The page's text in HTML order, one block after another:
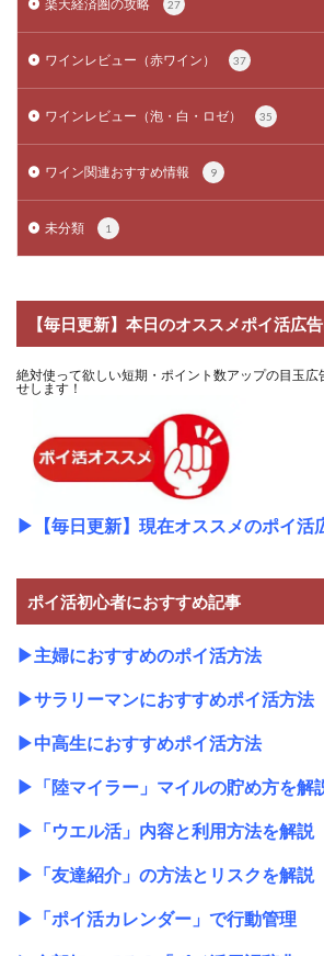
楽天経済圏の攻略 27
ワインレビュー（赤ワイン） 37
ワインレビュー（泡・白・ロゼ） 35
ワイン関連おすすめ情報 9
未分類 1
【毎日更新】本日のオススメポイ活広
絶対使って欲しい短期・ポイント数アップの目玉広
せします！
▶ 【毎日更新】現在オススメのポイ活
ポイ活初心者におすすめ記事
▶主婦におすすめのポイ活方法
▶サラリーマンにおすすめポイ活方法
▶中高生におすすめポイ活方法
▶ 「陸マイラー」マイルの貯め方を解
▶ 「ウエル活」内容と利用方法を解説
▶ 「友達紹介」の方法とリスクを解説
▶ 「ポイ活カレンダー」で行動管理